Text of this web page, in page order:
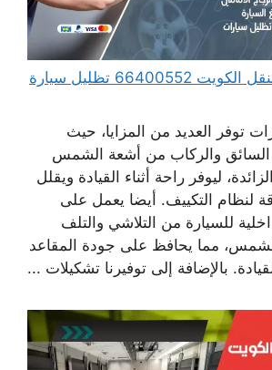
تظليل سيارات متنقل الكويت 66400552 تظليل سيارة
توفر العديد من المزايا، حيث
والركاب من أشعة الشمس
ليوفر راحة أثناء القيادة ويقلل
لنظام التكييف. أيضا يعمل على
للسيارة من التلاشي والتلف
مما يحافظ على جودة المقاعد
بالإضافة إلى توفيرنا تشكيلات ...